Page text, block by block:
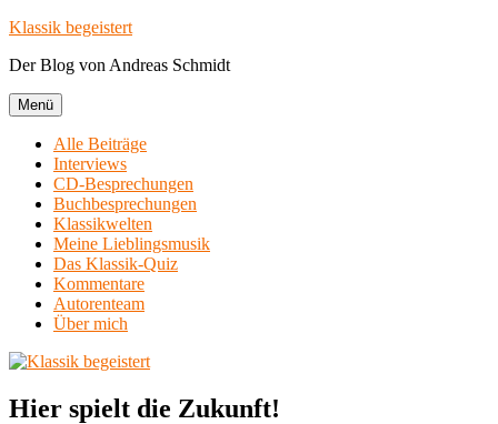
Zum
springen
Klassik begeistert
Der Blog von Andreas Schmidt
Menü
Alle Beiträge
Interviews
CD-Besprechungen
Buchbesprechungen
Klassikwelten
Meine Lieblingsmusik
Das Klassik-Quiz
Kommentare
Autorenteam
Über mich
Hier spielt die Zukunft!